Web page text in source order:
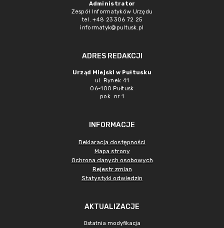
Administrator
Zespół Informatyków Urzędu
tel. +48 23 306 72 25
informatyk@pultusk.pl
ADRES REDAKCJI
Urząd Miejski w Pułtusku
ul. Rynek 41
06-100 Pułtusk
pok. nr 1
INFORMACJE
Deklaracja dostępności
Mapa strony
Ochrona danych osobowych
Rejestr zmian
Statystyki odwiedzin
AKTUALIZACJE
Ostatnia modyfikacja